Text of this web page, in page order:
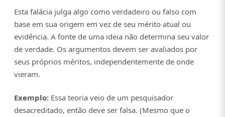
Esta falácia julga algo como verdadeiro ou falso com
base em sua origem em vez de seu mérito atual ou
evidência. A fonte de uma ideia não determina seu valor
de verdade. Os argumentos devem ser avaliados por
seus próprios méritos, independentemente de onde
vieram.
Exemplo: Essa teoria veio de um pesquisador
desacreditado, então deve ser falsa. (Mesmo que o